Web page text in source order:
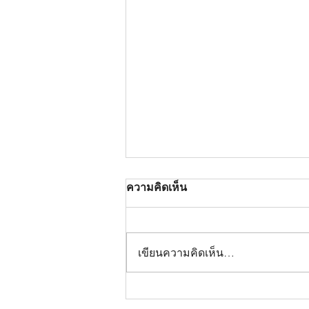
โบท็อกซ์กราม ตัวช่วยคนนอน
ความคิดเห็น
เขียนความคิดเห็น…